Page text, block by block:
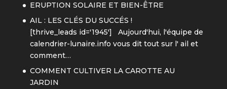
ERUPTION SOLAIRE ET BIEN-ÊTRE
AIL : LES CLÉS DU SUCCÉS !
[thrive_leads id='1945'] Aujourd'hui, l'équipe de
calendrier-lunaire.info vous dit tout sur l' ail et
comment…
COMMENT CULTIVER LA CAROTTE AU
JARDIN